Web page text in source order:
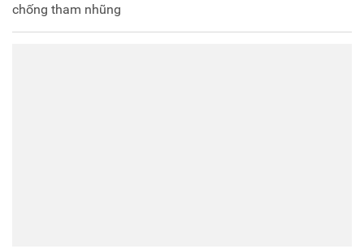
chống tham nhũng